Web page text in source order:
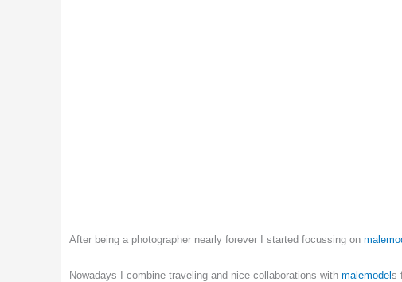
After being a photographer nearly forever I started focussing on
Nowadays I combine traveling and nice collaborations with malemodel s